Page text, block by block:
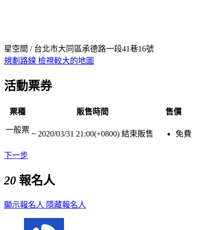
星空間 / 台北市大同區承德路一段41巷16號
規劃路線 檢視較大的地圖
活動票券
票種 販售時間 售價
一般票 ~ 2020/03/31 21:00(+0800) 結束販售 免費
下一步
20 報名人
顯示報名人 隱藏報名人